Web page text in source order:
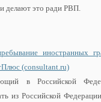
делают это ради РВП.
иностранных
(consultant.ru)
в Российской
из Российской